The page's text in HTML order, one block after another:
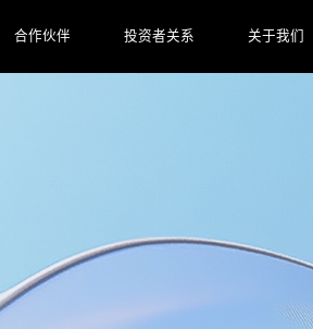
合作伙伴 投资者关系 关于我们